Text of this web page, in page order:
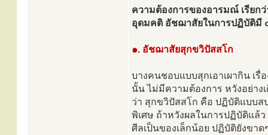
ความต้องการของอารมณ์ เรีย
อุดมคติ อัชฌาสัยในการปฏิบัติมี
๑. อัชฌาสัยสุกขวิปัสสโก
บางคนชอบแบบสุกเอาเผากิน เรื่
นั้น ไม่มีความต้องการ หวังอย่าง
ว่า สุกขวิปัสสโก คือ ปฏิบัติแบบส
พิเศษ ถ้าหวังผลในการปฏิบัติแล้
ศีลเป็นของเล็กน้อย ปฏิบัติยังขา